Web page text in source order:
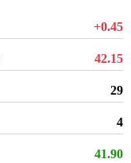
+0.45
42.15
29
4
41.90